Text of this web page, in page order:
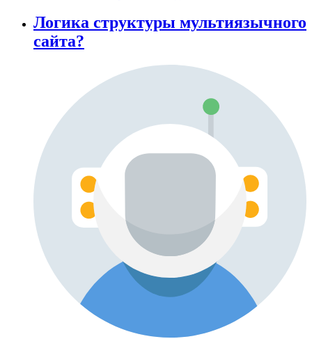
Логика структуры мультиязычного
сайта?